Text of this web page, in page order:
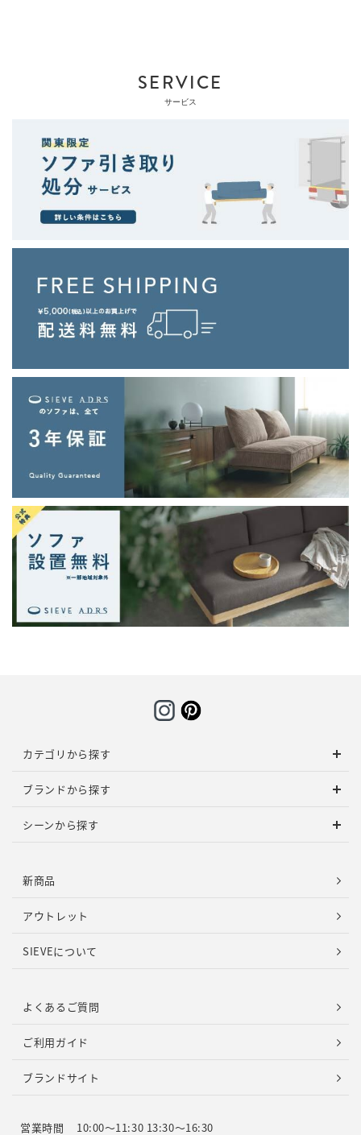
SERVICE
サービス
カテゴリから探す
ブランドから探す
シーンから探す
新商品
アウトレット
SIEVEについて
よくあるご質問
ご利用ガイド
ブランドサイト
営業時間 10:00～11:30 13:30～16:30